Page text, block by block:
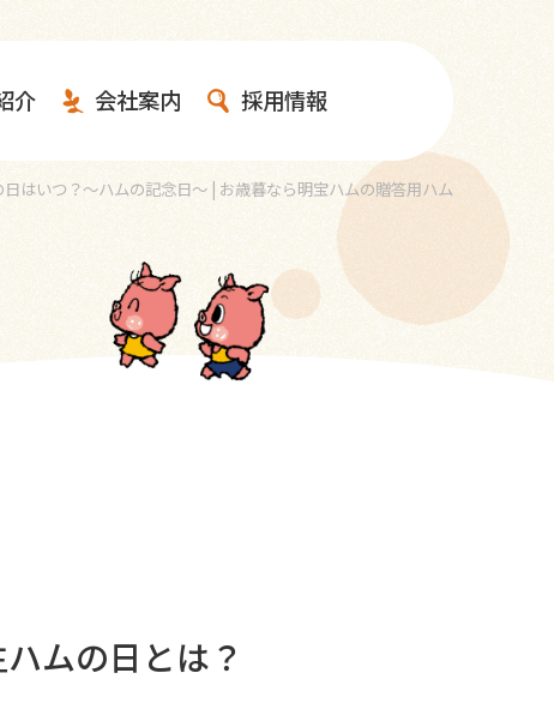
介 会社案内 採用情報
はいつ？～ハムの記念日～ | お歳暮なら明宝ハムの贈答用ハム
ムの日とは？